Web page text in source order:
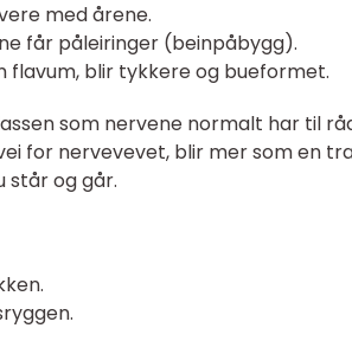
med årene.
får påleiringer (beinpåbygg).
flavum, blir tykkere og bueformet.
som nervene normalt har til
for nervevevet, blir mer som en
står og går.